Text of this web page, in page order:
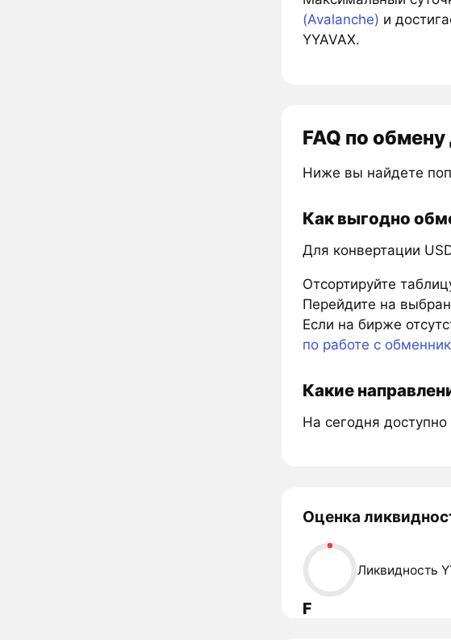
(Avalanche) и
YYAVAX.
FAQ по
Ниже вы найдете
Как выгодно
Для конвертации
Отсортируйте
Перейдите на
Если на бирже
по работе с
Какие
На сегодня
Оценка
F
Ликвидность